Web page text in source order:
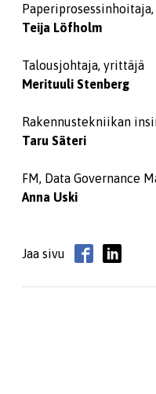
Teija Löfholm
Talousjohtaja, yrittäjä
Merituuli Stenberg
Rakennustekniikan
Taru Säteri
FM, Data Governance
Anna Uski
Jaa sivu